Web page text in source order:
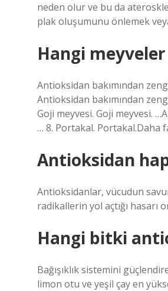
neden olur ve bu da
plak oluşumunu önlemek
Hangi
Antioksidan bakımından
Antioksidan bakımından
Goji meyvesi. Goji meyvesi.
… 8. Portakal. Portakal.Daha
Antioksidan
Antioksidanlar, vücudun
radikallerin yol açtığı hasarı
Hangi bitki
Bağışıklık sistemini
limon otu ve yeşil çay en